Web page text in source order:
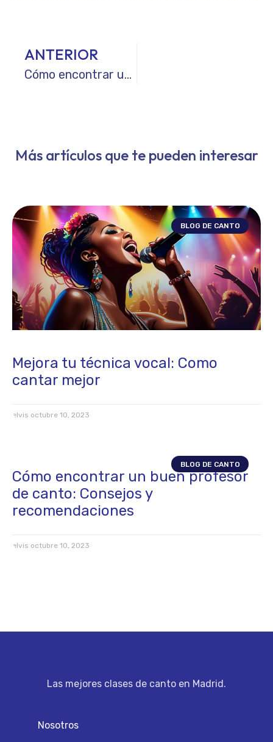
ANTERIOR
Cómo encontrar un buen profesor de canto: Consejos y recomendaciones
Más artículos que te pueden interesar
BLOG DE CANTO
Mejora tu técnica vocal: Como
cantar mejor
elvis octubre 10, 2023
BLOG DE CANTO
Cómo encontrar un buen profesor
de canto: Consejos y
recomendaciones
elvis octubre 10, 2023
Las mejores clases de canto en Madrid.
Nosotros